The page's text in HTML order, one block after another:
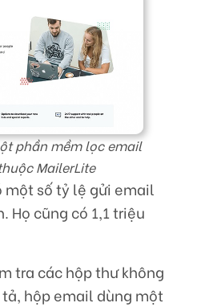
phần mềm lọc email
MailerLite
số tỷ lệ gửi email
Họ cũng có 1,1 triệu
tra các hộp thư không
hộp email dùng một